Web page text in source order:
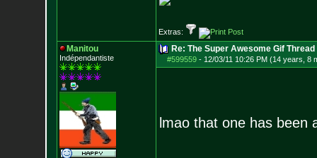
Extras:
Manitou
Indépendantiste
Re: The Super Awesome Gif Thread
#599559- 12/03/11 10:26 PM (14 years, 8
lmao that one has